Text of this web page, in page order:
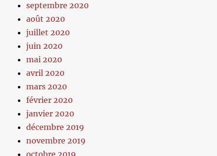
septembre 2020
août 2020
juillet 2020
juin 2020
mai 2020
avril 2020
mars 2020
février 2020
janvier 2020
décembre 2019
novembre 2019
octobre 2019